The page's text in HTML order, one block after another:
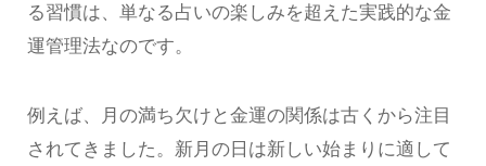
る習慣は、単なる占いの楽しみを超えた実践的な金
運管理法なのです。
例えば、月の満ち欠けと金運の関係は古くから注目
されてきました。新月の日は新しい始まりに適して